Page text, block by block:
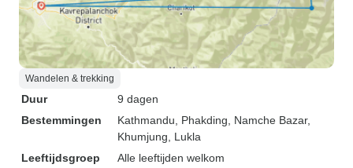
Wandelen & trekking
Duur
9 dagen
Bestemmingen
Kathmandu , Phakding , Namche Bazar,
Khumjung , Lukla
Leeftijdsgroep
Alle leeftijden welkom